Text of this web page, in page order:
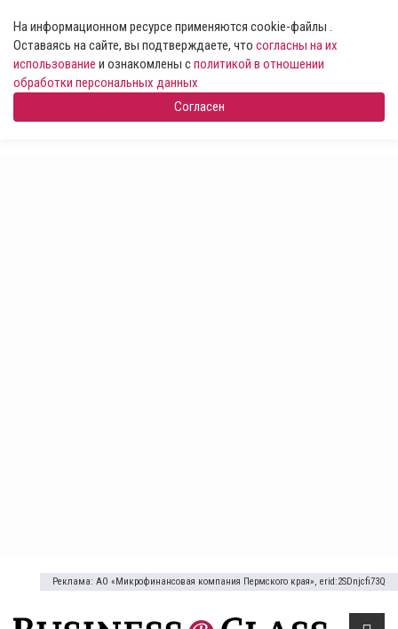
На информационном ресурсе применяются cookie-файлы .
Оставаясь на сайте, вы подтверждаете, что согласны на их
использование и ознакомлены сполитикой в отношении
обработки персональных данных
Согласен
Реклама: АО «Микрофинансовая компания Пермского края», erid:2SDnjcfi73Q